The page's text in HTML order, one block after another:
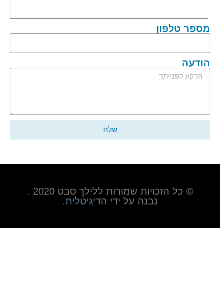
מספר טלפון
הודעה
שלח
© כל הזכויות שמורות ללילך סבט 2020 .
נבנה על ידי הדיגיטלית.